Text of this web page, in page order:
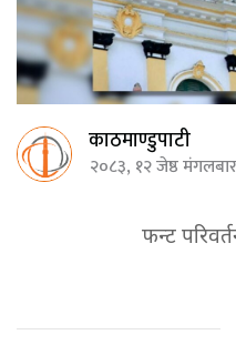
काठमाण्डुपाटी
२०८३, १२ जेष्ठ
फन्ट